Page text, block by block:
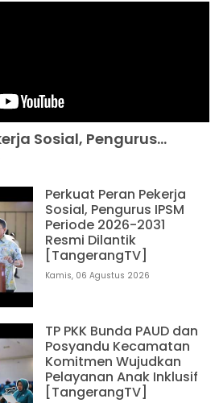
Sosial, Pengurus...
Perkuat Peran Pekerja
Sosial, Pengurus IPSM
Periode 2026-2031
Resmi Dilantik
[TangerangTV]
Kamis, 06 Agustus 2026
TP PKK Bunda PAUD dan
Posyandu Kecamatan
Komitmen Wujudkan
Pelayanan Anak Inklusif
[TangerangTV]